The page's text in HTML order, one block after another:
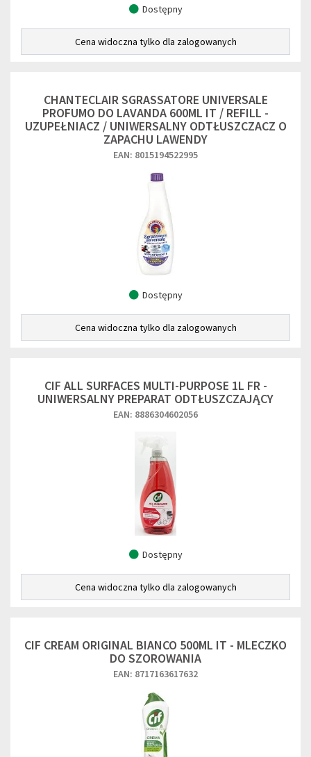
Dostępny
Cena widoczna tylko dla zalogowanych
CHANTECLAIR SGRASSATORE UNIVERSALE
PROFUMO DO LAVANDA 600ML IT / REFILL -
UZUPEŁNIACZ / UNIWERSALNY ODTŁUSZCZACZ O
ZAPACHU LAWENDY
EAN: 8015194522995
Dostępny
Cena widoczna tylko dla zalogowanych
CIF ALL SURFACES MULTI-PURPOSE 1L FR -
UNIWERSALNY PREPARAT ODTŁUSZCZAJĄCY
EAN: 8886304602056
Dostępny
Cena widoczna tylko dla zalogowanych
CIF CREAM ORIGINAL BIANCO 500ML IT - MLECZKO
DO SZOROWANIA
EAN: 8717163617632